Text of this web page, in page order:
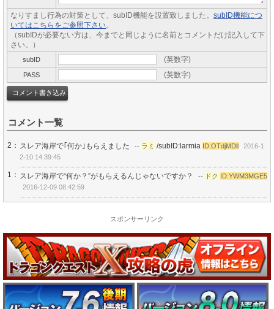
なりすまし行為の対策として、subID機能を設置致しました。 subID機能につ
いてはこちらをご参照下さい。
（subIDが必要ない方は、今までと同じように名前とコメントだけ記入して下
さい。）
subID (英数字)
PASS (英数字)
コメント一覧
2： スレア海岸で｢何か｣もらえました -- ラミ /subID:larmia ID:OTdjMDll
2016-1
2-10 14:39:45
1： スレア海岸で“何か？”がもらえるんじゃないですか？ -- ドク ID:YWM3MGE5
2016-12-09 08:42:59
スポンサーリンク